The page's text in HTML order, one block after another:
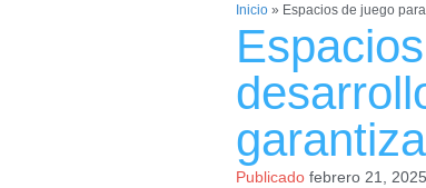
Inicio» Espacios de juego
Publicado febrero 21, 2025